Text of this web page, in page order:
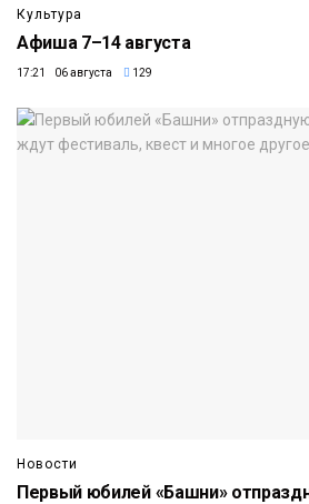
Культура
Афиша 7–14 августа
17:21 06 августа 129
Новости
Первый юбилей «Башни»